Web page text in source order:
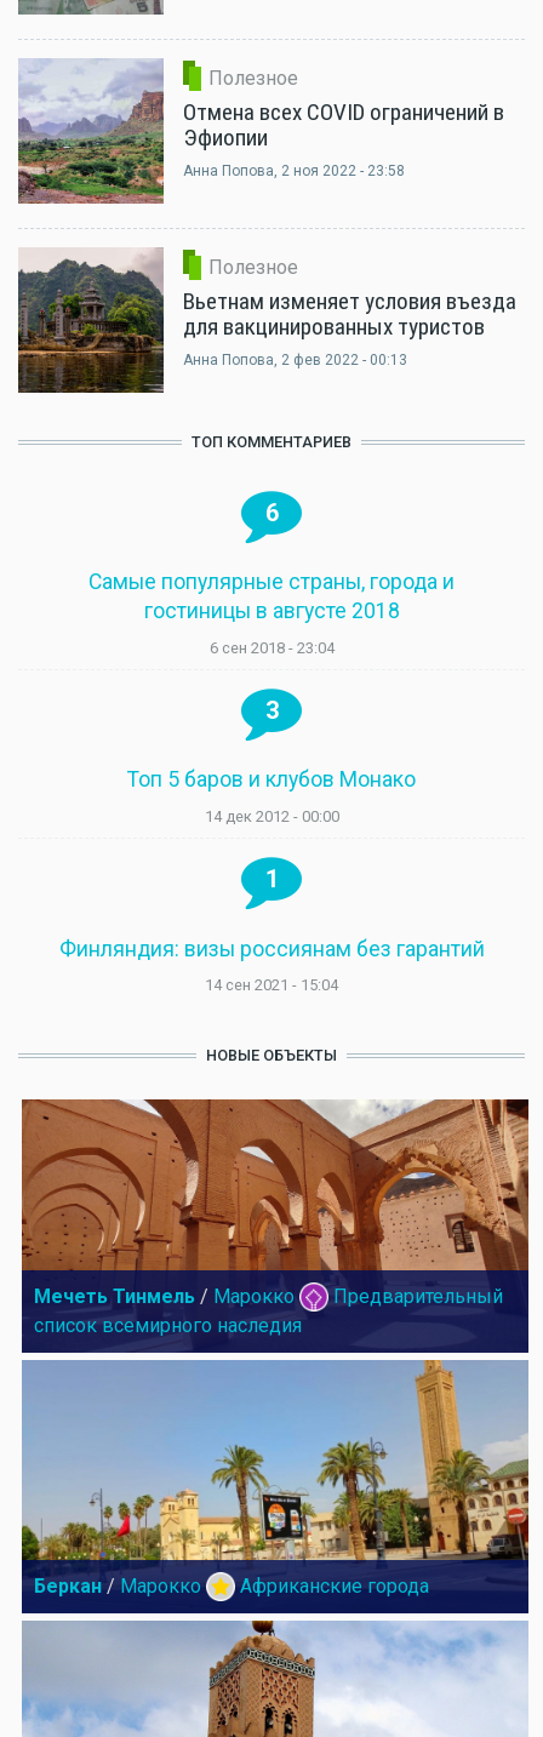
Полезное
Отмена всех COVID ограничений в
Эфиопии
Анна Попова, 2 ноя 2022 - 23:58
Полезное
Вьетнам изменяет условия въезда
для вакцинированных туристов
Анна Попова, 2 фев 2022 - 00:13
ТОП КОММЕНТАРИЕВ
6
Самые популярные страны, города и
гостиницы в августе 2018
6 сен 2018 - 23:04
3
Топ 5 баров и клубов Монако
14 дек 2012 - 00:00
1
Финляндия: визы россиянам без гарантий
14 сен 2021 - 15:04
НОВЫЕ ОБЪЕКТЫ
Мечеть Тинмель / Марокко
Предварительный
список всемирного наследия
Беркан / Марокко Африканские города